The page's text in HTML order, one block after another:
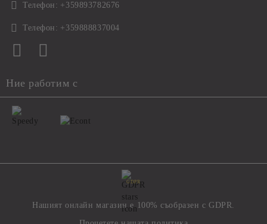
Телефон: +359893782676
Телефон: +359888837004
Ние работим с
GDPR
Нашият онлайн магазин е 100% съобразен с GDPR.